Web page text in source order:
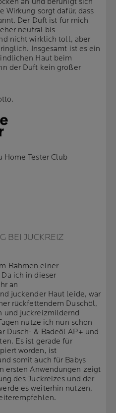
Wirkung sorgt dafür, dass
Der Duft ist für mich
neutral bis
nicht wirklich toll, aber
Insgesamt ist es ein
Haut beim
der Duft kein großer
Tester Club
BEI JUCKREIZ
Rahmen einer
ich in dieser
an
juckender Haut leide, war
rückfettendem Duschöl,
und juckreizmildernd
nutze ich nun schon
Dusch- & Badeöl AP+ und
Es ist gerade für
worden, ist
somit auch für Babys
ersten Anwendungen zeigt
des Juckreizes und der
es weiterhin nutzen,